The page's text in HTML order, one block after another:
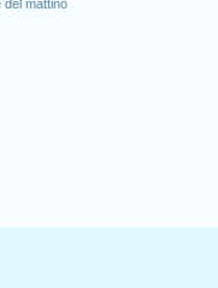
del mattino